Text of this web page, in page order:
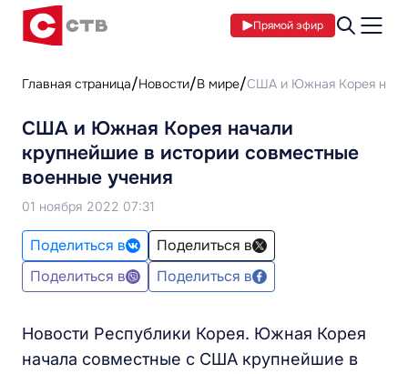
Прямой эфир
Главная страница Новости В мире США и Южная Корея
США и Южная Корея начали
крупнейшие в истории совместные
военные учения
01 ноября 2022 07:31
Поделиться в
Поделиться в
Поделиться в
Поделиться в
Новости Республики Корея. Южная Корея
начала совместные с США крупнейшие в